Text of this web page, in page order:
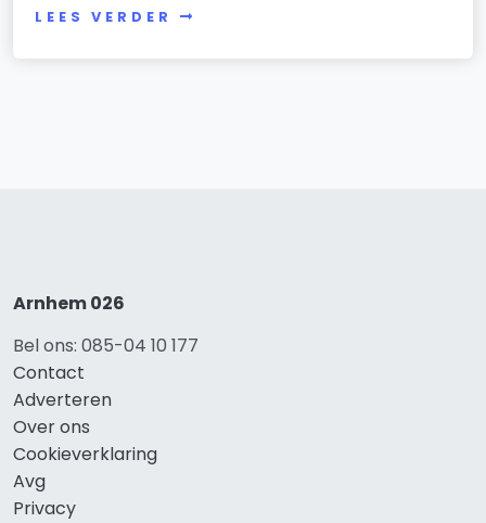
LEES VERDER
Arnhem 026
Bel ons: 085-04 10 177
Contact
Adverteren
Over ons
Cookieverklaring
Avg
Privacy